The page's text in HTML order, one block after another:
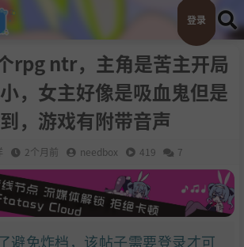
登录
rpg ntr，主角是苦主开局
，女主好像是吸血鬼但是
，游戏有附带音声
2个月前 needbox 419 7
避免炸档，该帖子需要登录才可